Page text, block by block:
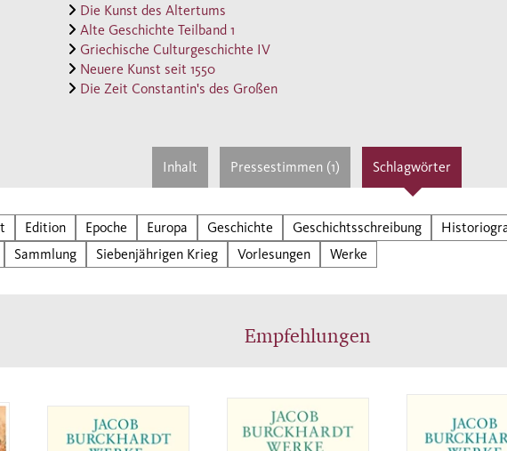
Die Kunst des Altertums
Alte Geschichte Teilband 1
Griechische Culturgeschichte IV
Neuere Kunst seit 1550
Die Zeit Constantin's des Großen
Inhalt Pressestimmen (1) Schlagwörter
Edition Epoche Europa Geschichte Geschichtsschreibung
Sammlung Siebenjährigen Krieg Vorlesungen Werke
Empfehlungen